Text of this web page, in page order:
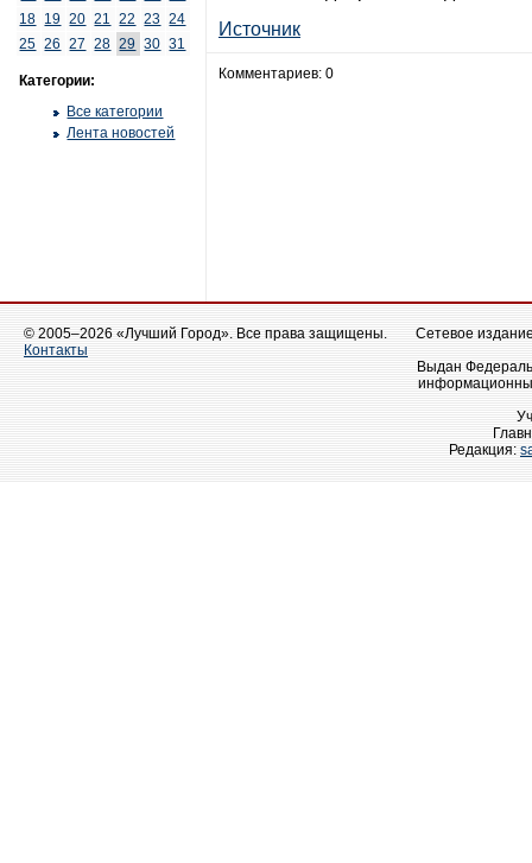
18 19 20 21 22 23 24
25 26 27 28 29 30 31
Категории:
Все категории
Лента новостей
Источник
Комментариев: 0
© 2005–2026 «Лучший Город». Все права защищены.
Контакты
Сетевое
Выдан
Редакция: